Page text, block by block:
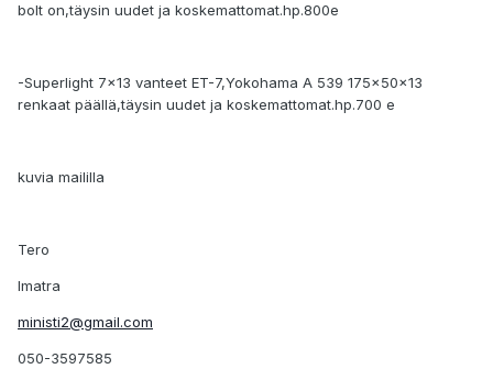
bolt on,täysin uudet ja koskemattomat.hp.800e
-Superlight 7x13 vanteet ET-7,Yokohama A 539 175x50x13
renkaat päällä,täysin uudet ja koskemattomat.hp.700 e
kuvia maililla
Tero
Imatra
ministi2@gmail.com
050-3597585